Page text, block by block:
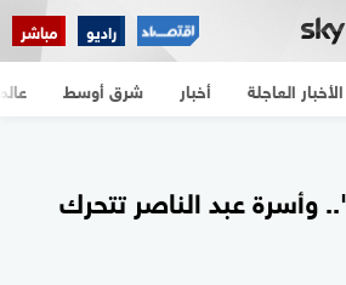
راديو مباشر
الأخبار العاجلة أخبار شرق أوسط
وأسرة عبد الناصر تتحرك